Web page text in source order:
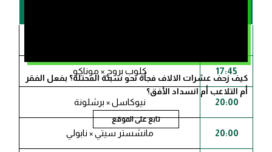
كيف زحف عشرات الالاف فجأة نحو سبتة المحتلة؟ بفعل الفقر
أم التلاعب أم انسداد الأفق؟
تابع على الموقع
17:45 كلوب بروج × موناكو
20:00 نيوكاسل × برشلونة
20:00 مانشستر سيتي × نابولي